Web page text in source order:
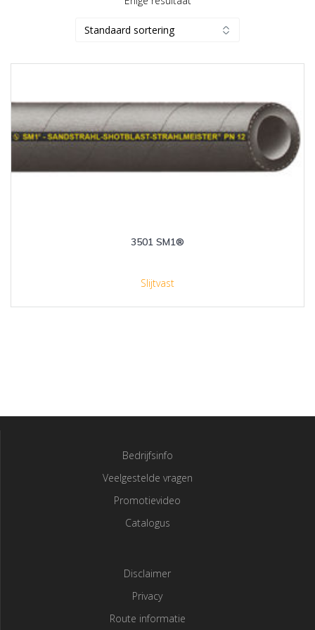
3501 SM1®
Slijtvast
Bedrijfsinfo
Veelgestelde vragen
Promotievideo
Catalogus
Disclaimer
Privacy
Route informatie